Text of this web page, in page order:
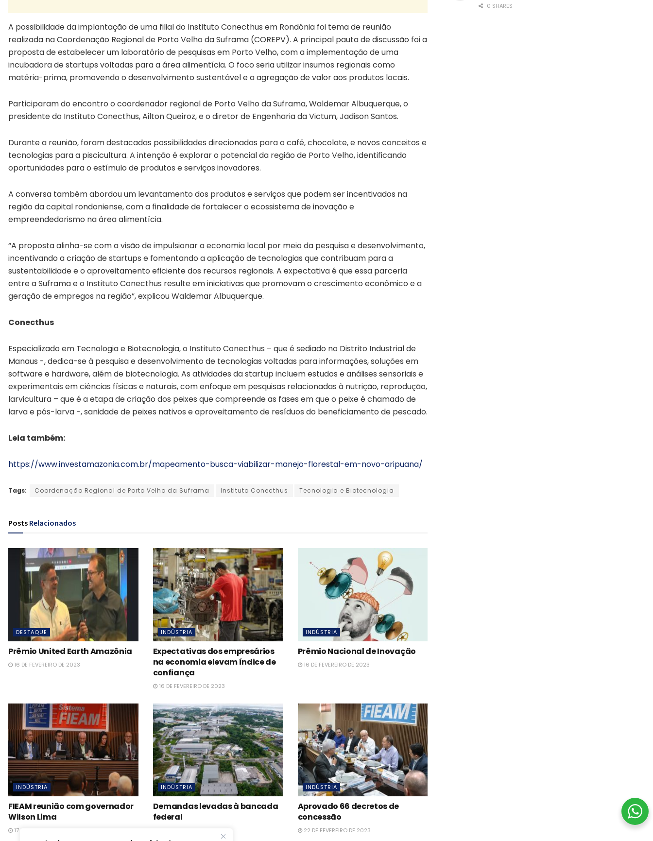
A possibilidade da implantação de uma filial do Instituto Conecthus em Rondônia foi tema de reunião
realizada na Coordenação Regional de Porto Velho da Suframa (COREPV). A principal pauta de discussão foi a
proposta de estabelecer um laboratório de pesquisas em Porto Velho, com a implementação de uma
incubadora de startups voltadas para a área alimentícia. O foco seria utilizar insumos regionais como
matéria-prima, promovendo o desenvolvimento sustentável e a agregação de valor aos produtos locais.
Participaram do encontro o coordenador regional de Porto Velho da Suframa, Waldemar Albuquerque, o
presidente do Instituto Conecthus, Ailton Queiroz, e o diretor de Engenharia da Victum, Jadison Santos.
Durante a reunião, foram destacadas possibilidades direcionadas para o café, chocolate, e novos conceitos e
tecnologias para a piscicultura. A intenção é explorar o potencial da região de Porto Velho, identificando
oportunidades para o estímulo de produtos e serviços inovadores.
A conversa também abordou um levantamento dos produtos e serviços que podem ser incentivados na
região da capital rondoniense, com a finalidade de fortalecer o ecossistema de inovação e
empreendedorismo na área alimentícia.
“A proposta alinha-se com a visão de impulsionar a economia local por meio da pesquisa e desenvolvimento,
incentivando a criação de startups e fomentando a aplicação de tecnologias que contribuam para a
sustentabilidade e o aproveitamento eficiente dos recursos regionais. A expectativa é que essa parceria
entre a Suframa e o Instituto Conecthus resulte em iniciativas que promovam o crescimento econômico e a
geração de empregos na região”, explicou Waldemar Albuquerque.
Conecthus
Especializado em Tecnologia e Biotecnologia, o Instituto Conecthus – que é sediado no Distrito Industrial de
Manaus -, dedica-se à pesquisa e desenvolvimento de tecnologias voltadas para informações, soluções em
software e hardware, além de biotecnologia. As atividades da startup incluem estudos e análises sensoriais e
experimentais em ciências físicas e naturais, com enfoque em pesquisas relacionadas à nutrição, reprodução,
larvicultura – que é a etapa de criação dos peixes que compreende as fases em que o peixe é chamado de
larva e pós-larva -, sanidade de peixes nativos e aproveitamento de resíduos do beneficiamento de pescado.
Leia também:
https://www.investamazonia.com.br/mapeamento-busca-viabilizar-manejo-florestal-em-novo-aripuana/
Tags: Coordenação Regional de Porto Velho da Suframa Instituto Conecthus Tecnologia e Biotecnologia
Posts Relacionados
DESTAQUE
Prêmio United Earth Amazônia
16 DE FEVEREIRO DE 2023
INDÚSTRIA
Expectativas dos empresários
na economia elevam índice de
confiança
16 DE FEVEREIRO DE 2023
INDÚSTRIA
Prêmio Nacional de Inovação
16 DE FEVEREIRO DE 2023
INDÚSTRIA
FIEAM reunião com governador
Wilson Lima
17 DE FEVEREIRO DE 2023
INDÚSTRIA
Demandas levadas à bancada
federal
INDÚSTRIA
Aprovado 66 decretos de
concessão
22 DE FEVEREIRO DE 2023
0 SHARES